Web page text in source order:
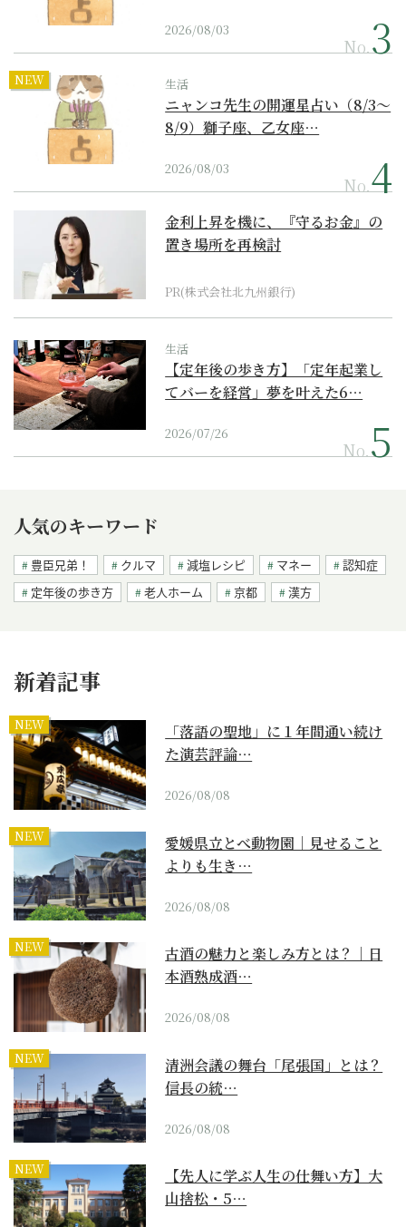
2026/08/03
No.
NEW 生活
ニャンコ先生の開運星占い（8/3～
8/9）獅子座、乙女座…
2026/08/03
No.
金利上昇を機に、『守るお金』の
置き場所を再検討
PR(株式会社北九州銀行)
生活
【定年後の歩き方】「定年起業し
てバーを経営」夢を叶えた6…
2026/07/26
No.
人気のキーワード
豊臣兄弟！ クルマ 減塩レシピ マネー
認知症
定年後の歩き方
老人ホーム 京都 漢方
新着記事
NEW
「落語の聖地」に１年間通い続け
た演芸評論…
2026/08/08
NEW
愛媛県立とべ動物園｜見せること
よりも生き…
2026/08/08
NEW
古酒の魅力と楽しみ方とは？｜日
本酒熟成酒…
2026/08/08
NEW
清洲会議の舞台「尾張国」とは？
信長の統…
2026/08/08
NEW
【先人に学ぶ人生の仕舞い方】大
山捨松・5…